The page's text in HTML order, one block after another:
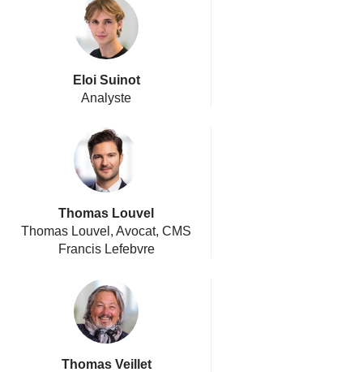
Eloi Suinot
Analyste
Thomas Louvel
Thomas Louvel, Avocat, CMS
Francis Lefebvre
Thomas Veillet